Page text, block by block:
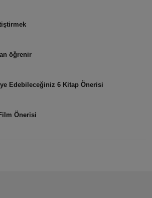
öğrenir
Edebileceğiniz 6 Kitap Önerisi
Önerisi